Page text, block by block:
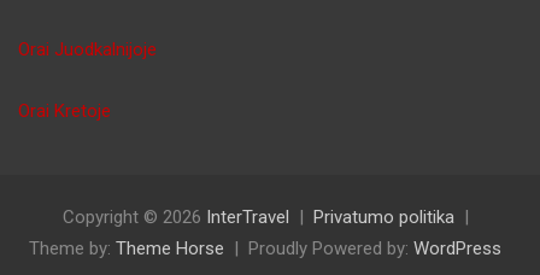
Orai Juodkalnijoje
Orai Kretoje
Copyright © 2026 InterTravel
Privatumo politika
Theme by: Theme Horse Proudly Powered by: WordPress